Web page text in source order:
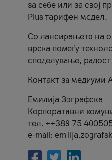
за себе или за свој
Plus тарифен модел.
Со лансирањето на
врска помеѓу
споделување,
Контакт за медиуми
Емилија Зографска
Корпоративни
тел. ++389 75 400505
e-mail: